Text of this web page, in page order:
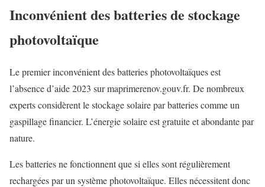
Inconvénient des batteries de stockage
photovoltaïque
Le premier inconvénient des batteries photovoltaïques est
l’absence d’aide 2023 sur maprimerenov.gouv.fr. De nombreux
experts considèrent le stockage solaire par batteries comme un
gaspillage financier. L’énergie solaire est gratuite et abondante par
nature.
Les batteries ne fonctionnent que si elles sont régulièrement
rechargées par un système photovoltaïque. Elles nécessitent donc